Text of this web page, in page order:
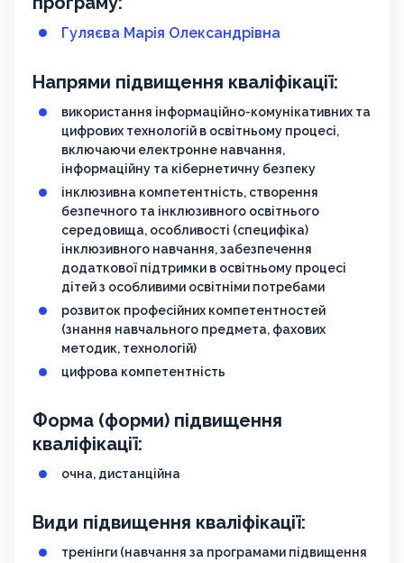
Гуляєва Марія Олександрівна
Напрями підвищення кваліфікації:
використання інформаційно-комунікативних та
цифрових технологій в освітньому процесі,
включаючи електронне навчання,
інформаційну та кібернетичну безпеку
інклюзивна компетентність, створення
безпечного та інклюзивного освітнього
середовища, особливості (специфіка)
інклюзивного навчання, забезпечення
додаткової підтримки в освітньому процесі
дітей з особливими освітніми потребами
розвиток професійних компетентностей
(знання навчального предмета, фахових
методик, технологій)
цифрова компетентність
Форма (форми) підвищення
кваліфікації:
очна, дистанційна
Види підвищення кваліфікації:
тренінги (навчання за програмами підвищення